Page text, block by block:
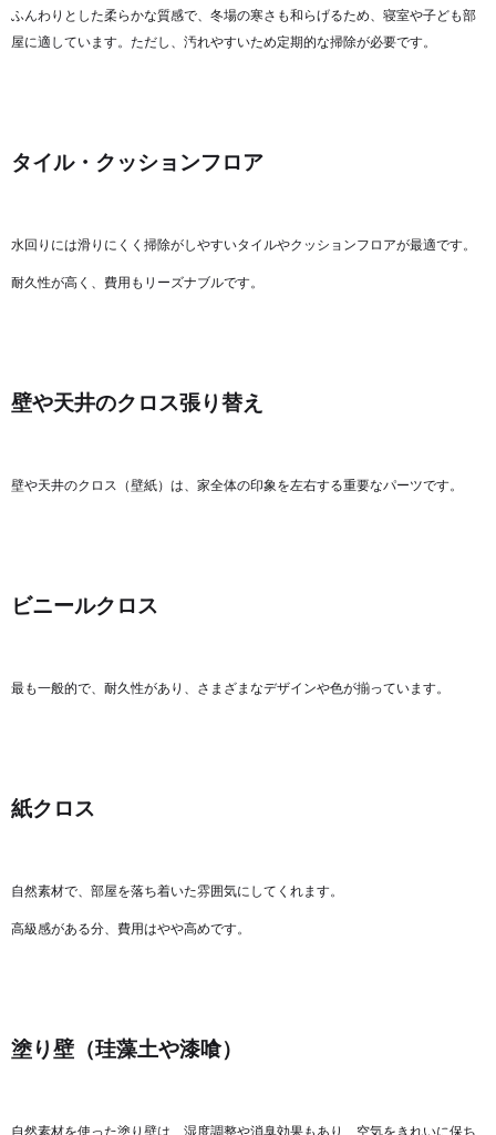
ふんわりとした柔らかな質感で、冬場の寒さも和らげるため、寝室や子ども部
屋に適しています。ただし、汚れやすいため定期的な掃除が必要です。
タイル・クッションフロア
水回りには滑りにくく掃除がしやすいタイルやクッションフロアが最適です。
耐久性が高く、費用もリーズナブルです。
壁や天井のクロス張り替え
壁や天井のクロス（壁紙）は、家全体の印象を左右する重要なパーツです。
ビニールクロス
最も一般的で、耐久性があり、さまざまなデザインや色が揃っています。
紙クロス
自然素材で、部屋を落ち着いた雰囲気にしてくれます。
高級感がある分、費用はやや高めです。
塗り壁（珪藻土や漆喰）
自然素材を使った塗り壁は、湿度調整や消臭効果もあり、空気をきれいに保ち